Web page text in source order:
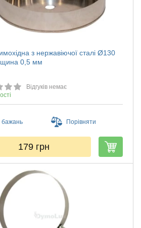
з нержавіючої сталі Ø130
0,5 мм
Відгуків немає
бажань Порівняти
179 грн